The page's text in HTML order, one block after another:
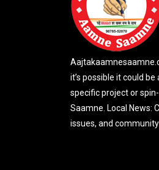
it’s possible it could
specific project or
Saamne. Local News:
issues, and community